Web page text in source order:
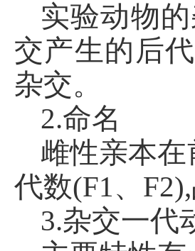
实验动物
交产生的后
杂交。
2.命名
雌性亲本在
代数(F1、
3.杂交一代